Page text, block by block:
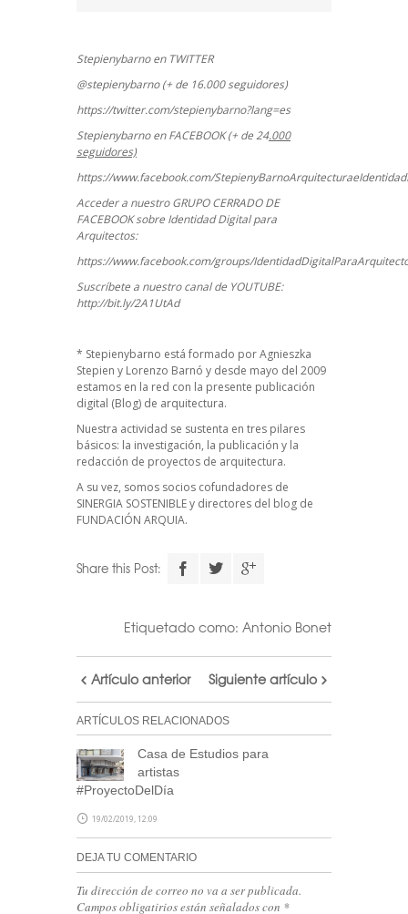
Stepienybarno en TWITTER
@stepienybarno (+ de 16.000 seguidores)
https://twitter.com/stepienybarno?lang=es
Stepienybarno en FACEBOOK (+ de 24.000
seguidores)
https://www.facebook.com/
Acceder a nuestro GRUPO CERRADO DE
FACEBOOK sobre Identidad Digital para
Arquitectos:
https://www.facebook.com/groups/
Suscríbete a nuestro canal de YOUTUBE:
http://bit.ly/2A1UtAd
* Stepienybarno está formado por Agnieszka
Stepien y Lorenzo Barnó y desde mayo del 2009
estamos en la red con la presente publicación
digital (Blog) de arquitectura.
Nuestra actividad se sustenta en tres pilares
básicos: la investigación, la publicación y la
redacción de proyectos de arquitectura.
A su vez, somos socios cofundadores de
SINERGIA SOSTENIBLEy directores del blog de
FUNDACIÓN ARQUIA.
Descarga el
Realiza tu suscripción a
nuestra newsletter a través
de este formularioy accede
al archivo descargable del
calendario de Arquitectas
Ocultas.
Consulta tu correo para
confirmar la inscripción y
recibir noticias de nuestra
parte.
NOTA: En el caso de no haber recibido el
Share this Post:
Etiquetado como: Antonio Bonet
Artículo anterior Siguiente artículo
ARTÍCULOS RELACIONADOS
Casa de Estudios para
artistas
#ProyectoDelDía
19/02/2019, 12:09
DEJA TU COMENTARIO
Tu dirección de correo no va a ser publicada.
Campos obligatirios están señalados con *